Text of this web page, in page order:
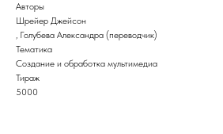
Авторы
Шрейер Джейсон
, Голубева Александра (переводчик)
Тематика
Создание и обработка мультимедиа
Тираж
5000